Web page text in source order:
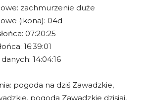
zachmurzenie duże
(ikona): 04d
07:20:25
16:39:01
14:04:16
pogoda na dziś Zawadzkie,
pogoda Zawadzkie dzisiaj,